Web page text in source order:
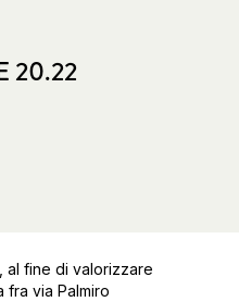
20.22
al fine di valorizzare
fra via Palmiro